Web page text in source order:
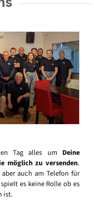
Tag alles um Deine
möglich zu versenden.
auch am Telefon für
es keine Rolle ob es
ist.